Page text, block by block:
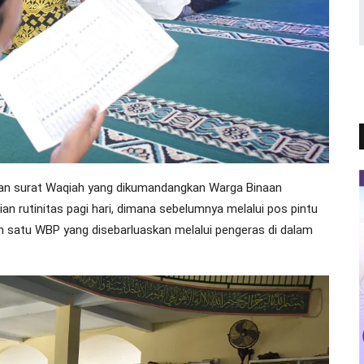
surat Waqiah yang dikumandangkan Warga Binaan
rutinitas pagi hari, dimana sebelumnya melalui pos pintu
WBP yang disebarluaskan melalui pengeras di dalam